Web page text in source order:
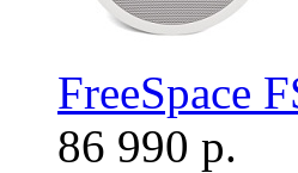
FreeSpace
86 990 р.